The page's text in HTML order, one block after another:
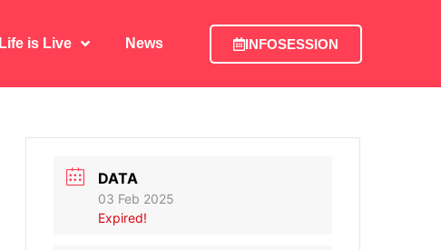
Life is Live News
INFOSESSION
DATA
03 Feb 2025
Expired!